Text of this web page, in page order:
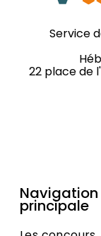
Service
22 place de
Navigation
principale